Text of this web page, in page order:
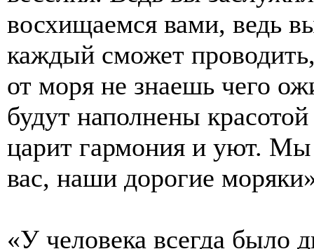
восхищаемся вами, ведь
каждый сможет
от моря не знаешь чего
будут наполнены
царит гармония и уют.
вас, наши дорогие
«У человека всегда было